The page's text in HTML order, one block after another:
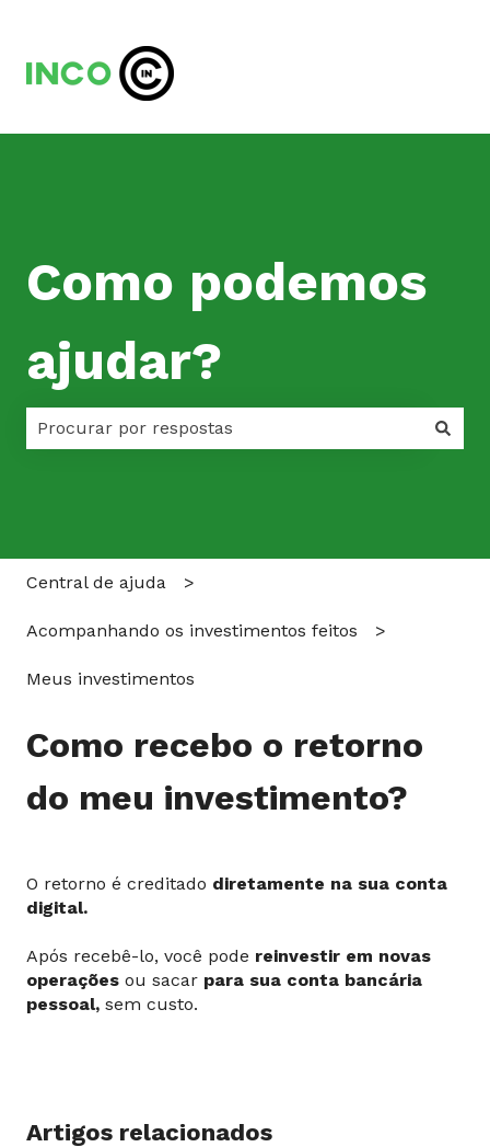
Como podemos
ajudar?
Central de ajuda
Acompanhando os investimentos feitos
Meus investimentos
Como recebo o retorno
do meu investimento?
O retorno é creditado diretamente na sua conta
digital.
Após recebê-lo, você pode reinvestir em novas
operações ou sacar para sua conta bancária
pessoal, sem custo.
Artigos relacionados